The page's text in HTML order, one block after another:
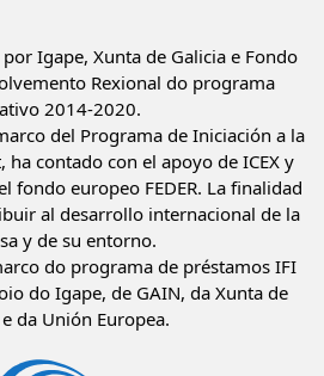
Igape, Xunta de Galicia e Fondo
Rexional do programa
2014-2020.
del Programa de Iniciación a la
ha contado con el apoyo de ICEX y
fondo europeo FEDER. La finalidad
al desarrollo internacional de la
y de su entorno.
do programa de préstamos IFI
do Igape, de GAIN, da Xunta de
da Unión Europea.